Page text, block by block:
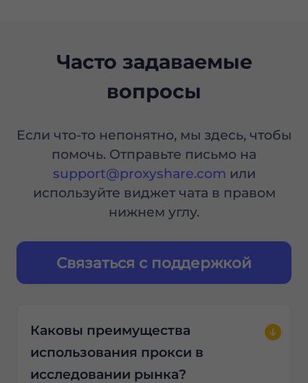
Часто задаваемые
вопросы
Если что-то непонятно, мы здесь, чтобы
помочь. Отправьте письмо на
support@proxyshare.com или
используйте виджет чата в правом
нижнем углу.
Связаться с поддержкой
Каковы преимущества
использования прокси в
исследовании рынка?